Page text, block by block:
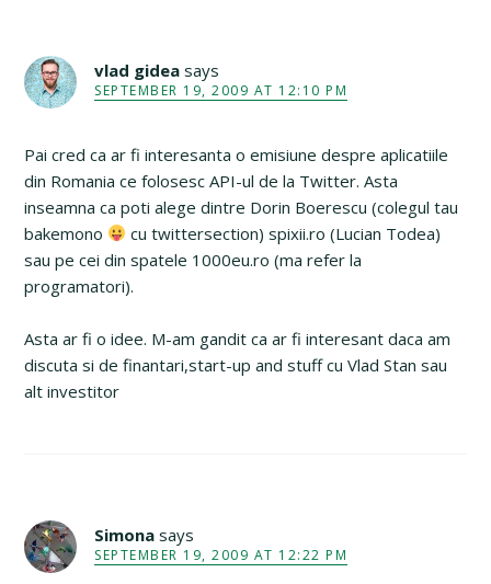
vlad gidea says
SEPTEMBER 19, 2009 AT 12:10 PM
Pai cred ca ar fi interesanta o emisiune despre aplicatiile
din Romania ce folosesc API-ul de la Twitter. Asta
inseamna ca poti alege dintre Dorin Boerescu (colegul tau
bakemono
cu twittersection) spixii.ro (Lucian Todea)
sau pe cei din spatele 1000eu.ro (ma refer la
programatori).
Asta ar fi o idee. M-am gandit ca ar fi interesant daca am
discuta si de finantari,start-up and stuff cu Vlad Stan sau
alt investitor
Simona says
SEPTEMBER 19, 2009 AT 12:22 PM